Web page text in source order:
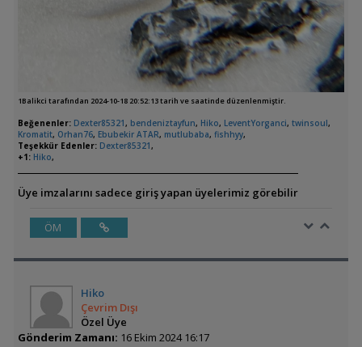
1Balikci tarafından 2024-10-18 20:52:13 tarih ve saatinde düzenlenmiştir.
Beğenenler: Dexter85321, bendeniztayfun, Hiko, LeventYorganci, twinsoul,
Kromatit, Orhan76, Ebubekir ATAR, mutlubaba, fishhyy,
Teşekkür Edenler: Dexter85321,
+1: Hiko,
Üye imzalarını sadece giriş yapan üyelerimiz görebilir
ÖM
Hiko
Çevrim Dışı
Özel Üye
Gönderim Zamanı: 16 Ekim 2024 16:17